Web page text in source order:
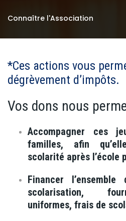
Connaître l'Association
*Ces actions vous
dégrèvement d’impôts.
Vos dons nous
Accompagner ces
familles, afin
scolarité après l’école
Financer
scolarisation,
uniformes, frais de